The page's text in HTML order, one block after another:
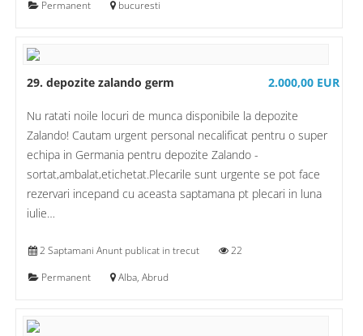
Permanent bucuresti
29. depozite zalando germ 2.000,00 EUR
Nu ratati noile locuri de munca disponibile la depozite
Zalando! Cautam urgent personal necalificat pentru o super
echipa in Germania pentru depozite Zalando -
sortat,ambalat,etichetat.Plecarile sunt urgente se pot face
rezervari incepand cu aceasta saptamana pt plecari in luna
iulie…
2 Saptamani Anunt publicat in trecut
22
Permanent
Alba, Abrud